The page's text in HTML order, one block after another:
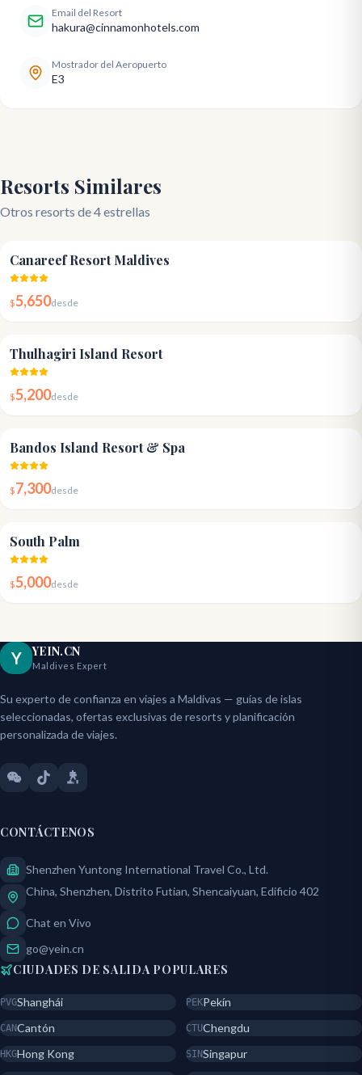
Email del Resort
hakura@cinnamonhotels.com
Mostrador del Aeropuerto
E3
Resorts Similares
Otros resorts de 4 estrellas
Canareef Resort Maldives
$5,650desde
Thulhagiri Island Resort
$5,200desde
Bandos Island Resort & Spa
$7,300desde
South Palm
$5,000desde
Y YEIN.CN
Maldives Expert
Su experto de confianza en viajes a Maldivas — guías de islas
seleccionadas, ofertas exclusivas de resorts y planificación
personalizada de viajes.
CONTÁCTENOS
Shenzhen Yuntong International Travel Co., Ltd.
China, Shenzhen, Distrito Futian, Shencaiyuan, Edificio 402
Chat en Vivo
go@yein.cn
CIUDADES DE SALIDA POPULARES
PVGShanghái PEKPekín
CANCantón CTUChengdu
HKGHong Kong SINSingapur